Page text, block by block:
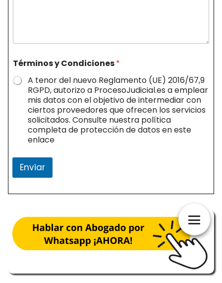
Términos y Condiciones*
A tenor del nuevo Reglamento (UE) 2016/67,9
RGPD, autorizo a ProcesoJudicial.es a emplear
mis datos con el objetivo de intermediar con
ciertos proveedores que ofrecen los servicios
solicitados. Consulte nuestra política
completa de protección de datos en este
enlace
Enviar